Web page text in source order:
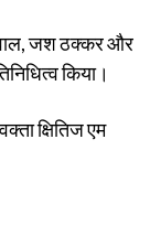
जश ठक्कर और
किया।
क्षितिज एम